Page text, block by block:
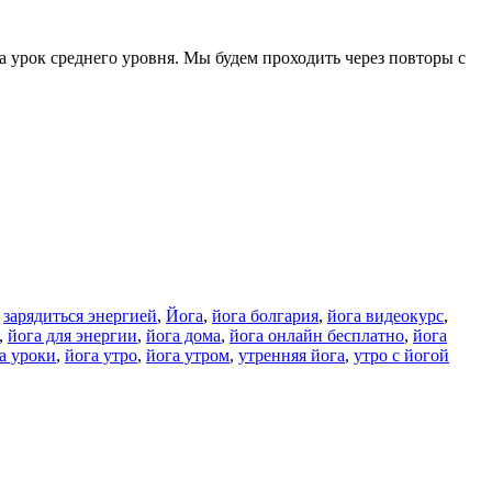
среднего уровня. Мы будем проходить через повторы с
зарядиться энергией, Йога, йога болгария, йога видеокурс,
, йога для энергии, йога дома, йога онлайн бесплатно, йога
уроки, йога утро, йога утром, утренняя йога, утро с йогой